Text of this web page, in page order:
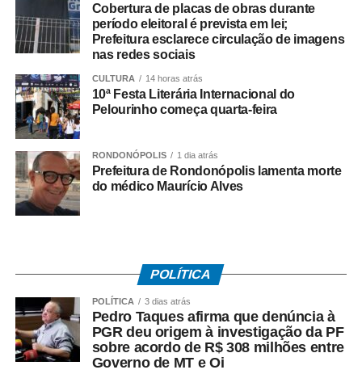
(Fazenda em Cáceres abriga sítio arqueológico e
urnas indígenas. – Foto: odinei Crescêncio)
Fazenda foi referência na
produção de charque
Pastoril Barranco Vermelho Ltda. A iniciativa reuniu
fazendeiros da região interessados em ampliar o
escoamento e agregar valor à produção de carne bovina.
O charque era o principal produto fabricado no local.
Depois de desidratada, a carne era transportada de barco
Cobertura de placas de obras durante
período eleitoral é prevista em lei;
Prefeitura esclarece circulação de imagens
nas redes sociais
CULTURA 14 horas atrás
10ª Festa Literária Internacional do
Pelourinho começa quarta-feira
RONDONÓPOLIS 1 dia atrás
Prefeitura de Rondonópolis lamenta morte
do médico Maurício Alves
POLÍTICA
POLÍTICA 3 dias atrás
Pedro Taques afirma que denúncia à
PGR deu origem à investigação da PF
sobre acordo de R$ 308 milhões entre
Governo de MT e Oi